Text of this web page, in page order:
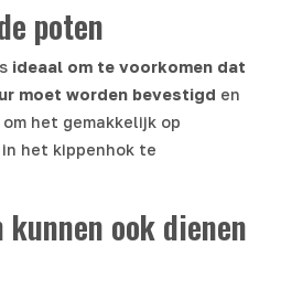
poten
ideaal om te voorkomen dat
moet worden bevestigd en
het gemakkelijk op
het kippenhok te
kunnen ook dienen